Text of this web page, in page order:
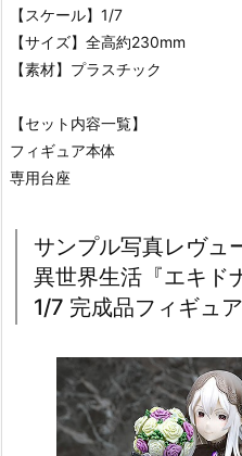
【スケール】1/7
【サイズ】全高約230mm
【素材】プラスチック
【セット内容一覧】
フィギュア本体
専用台座
サンプル写真レヴュ
異世界生活『エキド
1/7 完成品フィギュア